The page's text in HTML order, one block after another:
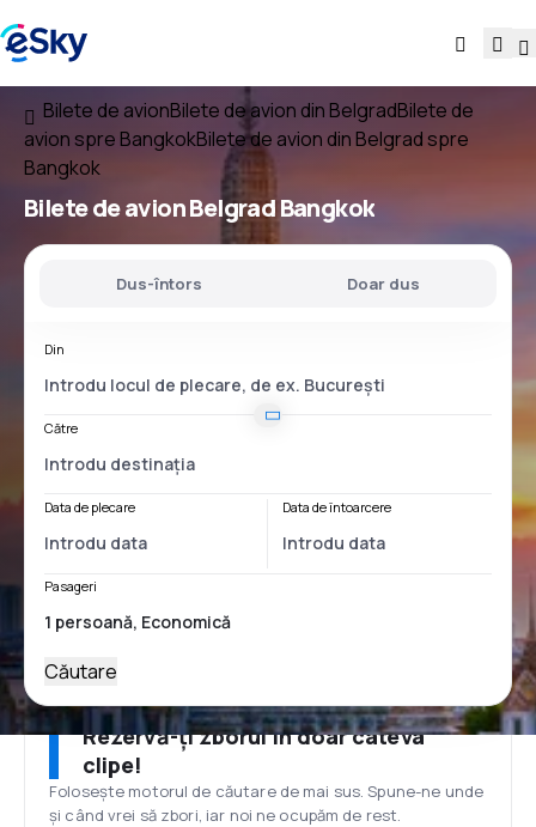
Bilete de avionBilete de avion din BelgradBilete de
avion spre BangkokBilete de avion din Belgrad spre
Bangkok
Bilete de avionBelgrad Bangkok
Dus-întors Doar dus
Din
Către
Data de plecare Data de întoarcere
Pasageri
Căutare
Rezervă-ți zborul în doar câteva
clipe!
Folosește motorul de căutare de mai sus. Spune-ne unde
și când vrei să zbori, iar noi ne ocupăm de rest.